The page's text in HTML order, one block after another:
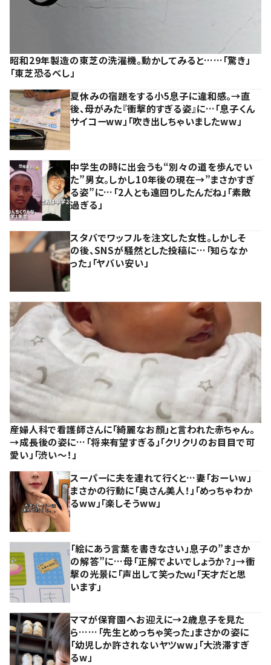
昭和29年製造の東芝の洗濯機。動かしてみると……「驚き」
「東芝恐るべし」
夏休みの宿題をする小5息子に違和感。→直
後、母がみた『衝撃的すぎる姿』に…「息子くん
サイコーww」「吹き出しちゃいましたww」
中学生の時に出会うも“別々の道を歩んでい
た”男女。しかし10年後の現在→”まさかすぎ
る姿”に…「2人とも遠回りしたんだね」「素敵
過ぎる」
スタバでワッフルを注文した女性。しかしそ
の後、SNSが騒然とした投稿に…「知らなか
った」「ヤバい安い」
産婦人科で看護師さんに「綺麗なお顔」と言われた赤ちゃん。
→成長後の姿に…「将来有望すぎる」「クリクリのお目目で可
愛い」「渋い～！」
スーパーに夫を連れて行くと…妻「おーいw」
まさかの行動に「奥さん美人！」「めっちゃわか
るww」「楽しそうww」
「絵にあう言葉を書きなさい」息子の”まさか
の解答”に…母「正解でよいでしょうか？」→衝
撃の光景に「声出して笑ったｗ」「天才だと思
います」
ママが保育園へお迎えに→2歳息子を見た
ら……「先生とめっちゃ笑った」まさかの姿に
「幼児しか許されないヤツww」「大渋滞すぎ
るw」